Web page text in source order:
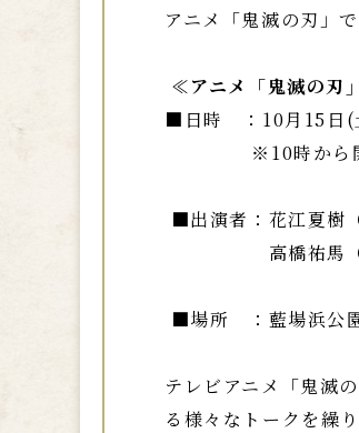
アニメ「鬼滅の刃」
≪アニメ「鬼滅の刃
■日時 ：10月15日(
※10時から開催予
■出演者：花江夏樹
高橋祐馬（司会
■場所 ：藍場浜公
テレビアニメ「鬼滅
る様々なトークを繰り